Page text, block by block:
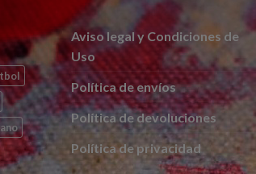
Aviso legal y Condiciones de
Uso
Política de envíos
Política de devoluciones
Política de privacidad